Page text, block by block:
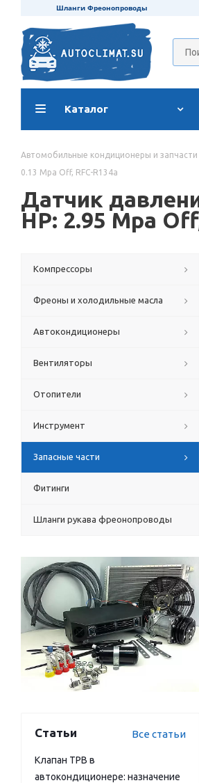
Шланги Фреонопроводы
Каталог
Автомобильные кондиционеры и запчасти
0.13 Mpa Off, RFC-R134a
Датчик
HP: 2.95 Mpa
Компрессоры
Фреоны и холодильные масла
Автокондиционеры
Вентиляторы
Отопители
Инструмент
Запасные части
Фитинги
Шланги рукава фреонопроводы
Статьи Все статьи
Клапан ТРВ в
автокондиционере: назначение